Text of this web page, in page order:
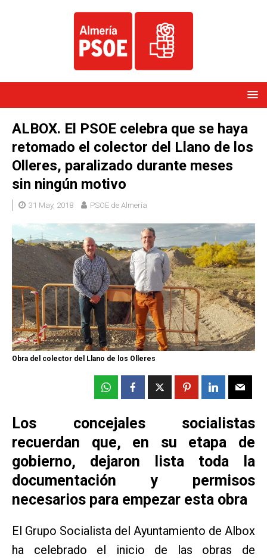
ALBOX. El PSOE celebra que se haya
retomado el colector del Llano de los
Olleres, paralizado durante meses
sin ningún motivo
31 May, 2018 PSOE de Almería
Obra del colector del Llano de los Olleres
Los concejales socialistas
recuerdan que, en su etapa de
gobierno, dejaron lista toda la
documentación y permisos
necesarios para empezar esta obra
El Grupo Socialista del Ayuntamiento de Albox
ha celebrado el inicio de las obras de